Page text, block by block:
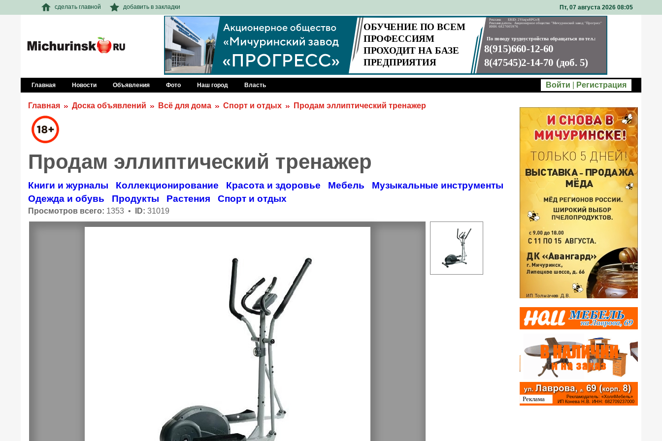
сделать главной добавить в закладки Пт, 07 августа 2026 08 05
Главная Новости Объявления Фото Наш город Власть Войти Регистрация
Главная Доска объявлений Всё для дома Спорт и отдых Продам эллиптический тренажер
Продам эллиптический тренажер
Книги и журналы Коллекционирование Красота и здоровье Мебель
Музыкальные инструменты
Одежда и обувь
Продукты Растения Спорт и отдых
Просмотров всего: 1353 • ID: 31019